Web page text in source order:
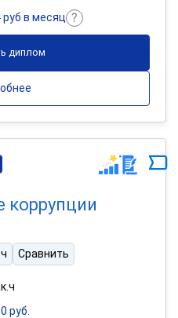
руб в месяц
диплом
коррупции
Сравнить
руб.